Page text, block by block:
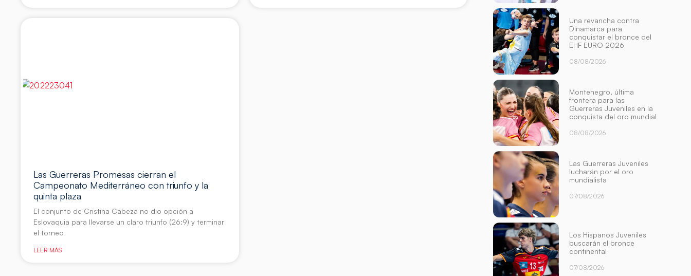
Las Guerreras Promesas cierran el
Campeonato Mediterráneo con triunfo y la
quinta plaza
El conjunto de Cristina Cabeza no dio opción a
Eslovaquia para llevarse un claro triunfo (26:9) y terminar
el torneo
LEER MÁS
Una revancha contra
Dinamarca para
conquistar el bronce del
EHF EURO 2026
08/08/2026
Montenegro, última
frontera para las
Guerreras Juveniles en la
conquista del oro mundial
08/08/2026
Las Guerreras Juveniles
lucharán por el oro
mundialista
07/08/2026
Los Hispanos Juveniles
buscarán el bronce
continental
07/08/2026